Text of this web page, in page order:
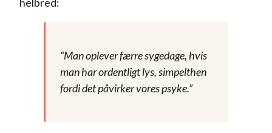
“Man oplever færre sygedage, hvis
man har ordentligt lys, simpelthen
fordi det påvirker vores psyke.”